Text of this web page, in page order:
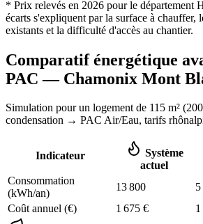
* Prix relevés en 2026 pour le département
écarts s'expliquent par la surface à chauffer,
existants et la difficulté d'accès au chantier.
Comparatif énergétique
PAC — Chamonix Mont
Simulation pour un logement de 115 m² (
condensation → PAC Air/Eau, tarifs
Indicateur
Système
actuel
Consommation
(kWh/an)
13 800
Coût annuel (€)
1 675 €